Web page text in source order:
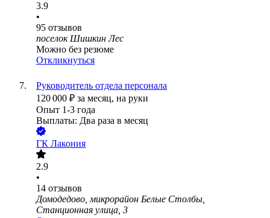
3.9
•
95 отзывов
поселок Шишкин Лес
Можно без резюме
Откликнуться
Руководитель отдела персонала
120 000 ₽ за месяц, на руки
Опыт 1-3 года
Выплаты: Два раза в месяц
ГК Лакония
2.9
•
14 отзывов
Домодедово, микрорайон Белые Столбы,
Станционная улица, 3